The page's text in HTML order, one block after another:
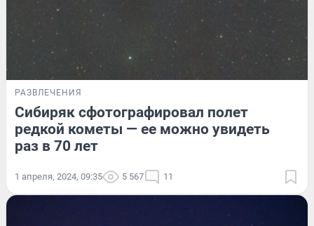
РАЗВЛЕЧЕНИЯ
Сибиряк сфотографировал полет
редкой кометы — ее можно увидеть
раз в 70 лет
1 апреля, 2024, 09:35 5 567 11